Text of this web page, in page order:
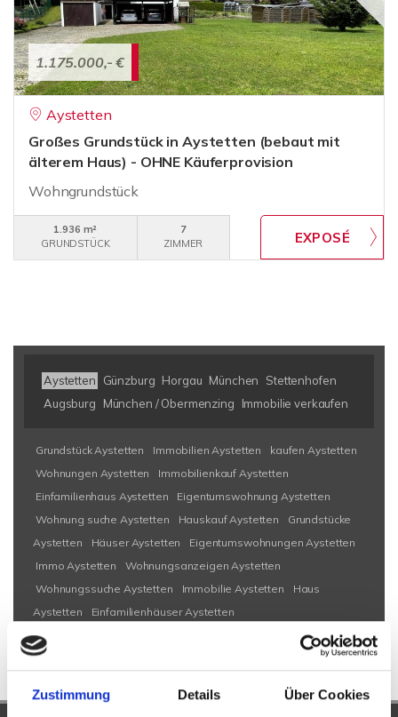
Zustimmung Details Über Cookies
1.175.000,- €
Aystetten
Großes Grundstück in Aystetten (bebaut mit
älterem Haus) - OHNE Käuferprovision
Wohngrundstück
1.936 m²
GRUNDSTÜCK
7
ZIMMER
Aystetten Günzburg Horgau München
Stettenhofen
Augsburg
München / Obermenzing Immobilie verkaufen
Grundstück Aystetten Immobilien Aystetten
kaufen Aystetten
Wohnungen Aystetten
Immobilienkauf Aystetten
Einfamilienhaus Aystetten
Eigentumswohnung Aystetten
Wohnung suche Aystetten
Hauskauf Aystetten
Grundstücke
Aystetten
Häuser Aystetten
Eigentumswohnungen Aystetten
Immo Aystetten
Wohnungsanzeigen Aystetten
Wohnungssuche Aystetten
Immobilie Aystetten
Haus
Aystetten
Einfamilienhäuser Aystetten